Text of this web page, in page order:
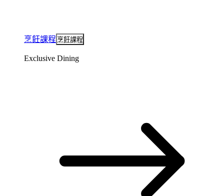
烹飪課程 烹飪課程
Exclusive Dining